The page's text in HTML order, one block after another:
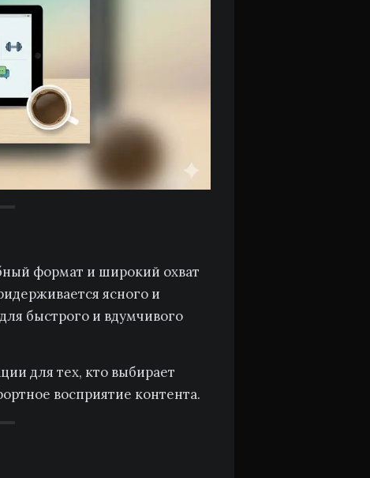
формат и широкий охват
ясного и
быстрого и вдумчивого
для тех, кто выбирает
восприятие контента.